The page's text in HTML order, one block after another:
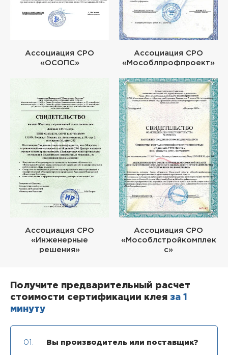
Ассоциация СРО
«ОСОПС»
Ассоциация СРО
«Мособлпрофпроект»
Ассоциация СРО
«Инженерные
решения»
Ассоциация СРО
«Мособлстройкомплек
с»
Получите предварительный расчет
стоимости сертификации клея за 1
минуту
01. Вы производитель или поставщик?